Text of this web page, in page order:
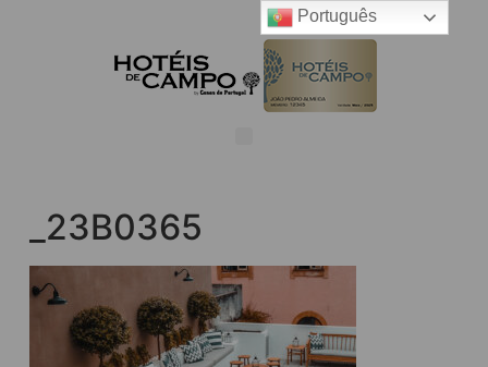
_23B0365
Português